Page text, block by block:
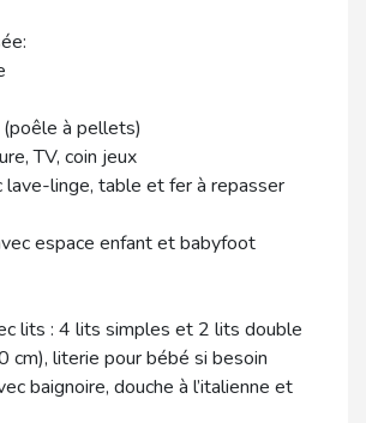
à pellets)
TV, coin jeux
lave-linge, table et fer à repasser
espace enfant et babyfoot
lits : 4 lits simples et 2 lits double
cm), literie pour bébé si besoin
baignoire, douche à l’italienne et